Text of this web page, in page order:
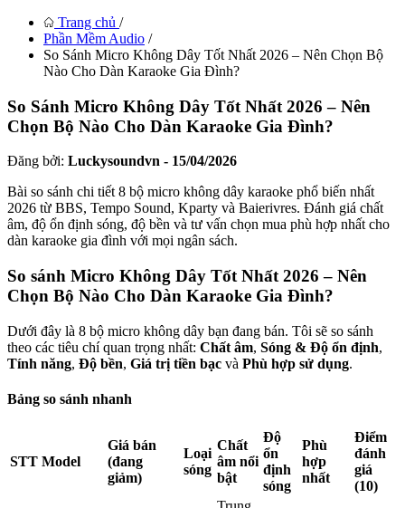
Trang chủ /
Phần Mềm Audio /
So Sánh Micro Không Dây Tốt Nhất 2026 – Nên Chọn Bộ
Nào Cho Dàn Karaoke Gia Đình?
So Sánh Micro Không Dây Tốt Nhất 2026 – Nên
Chọn Bộ Nào Cho Dàn Karaoke Gia Đình?
Đăng bởi: Luckysoundvn - 15/04/2026
Bài so sánh chi tiết 8 bộ micro không dây karaoke phổ biến nhất
2026 từ BBS, Tempo Sound, Kparty và Baierivres. Đánh giá chất
âm, độ ổn định sóng, độ bền và tư vấn chọn mua phù hợp nhất cho
dàn karaoke gia đình với mọi ngân sách.
So sánh Micro Không Dây Tốt Nhất 2026 – Nên
Chọn Bộ Nào Cho Dàn Karaoke Gia Đình?
Dưới đây là 8 bộ micro không dây bạn đang bán. Tôi sẽ so sánh
theo các tiêu chí quan trọng nhất: Chất âm, Sóng & Độ ổn định,
Tính năng, Độ bền, Giá trị tiền bạc và Phù hợp sử dụng.
Bảng so sánh nhanh
STT Model
Giá bán
(đang
giảm)
Loại
sóng
Chất
âm nổi
bật
Độ
ổn
định
sóng
Phù
hợp
nhất
Điểm
đánh
giá
(10)